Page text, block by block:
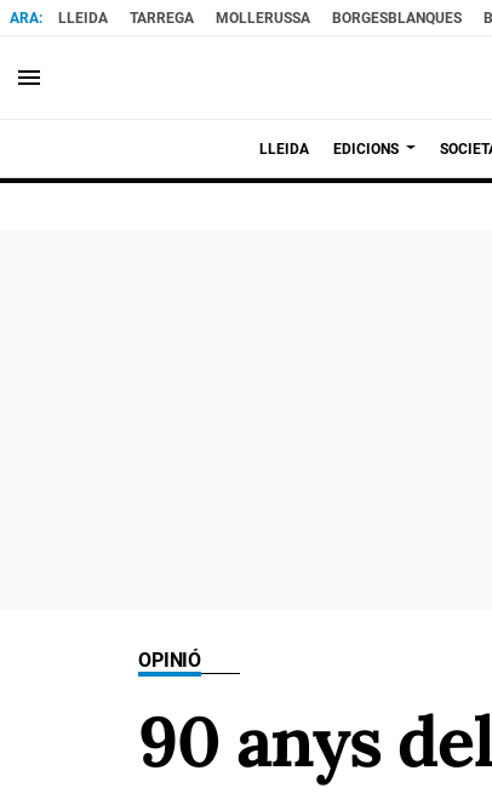
LLEIDA TARREGA MOLLERUSSA BORGESBLANQUES
menu
LLEIDA EDICIONS
OPINIÓ
90 anys